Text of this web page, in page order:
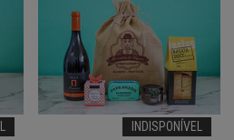
INDISPONÍVEL